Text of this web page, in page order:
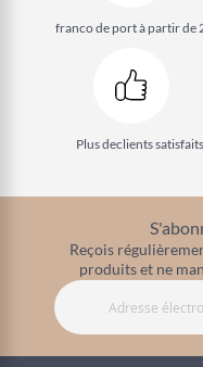
franco de port à partir de
Plus declients satisfaits
Reçois
produits et ne